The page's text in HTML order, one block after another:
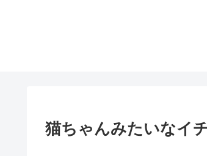
猫ちゃんみたいなイ